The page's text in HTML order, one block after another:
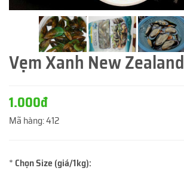
Vẹm Xanh New Zealand
1.000đ
Mã hàng:412
*Chọn Size (giá/1kg):